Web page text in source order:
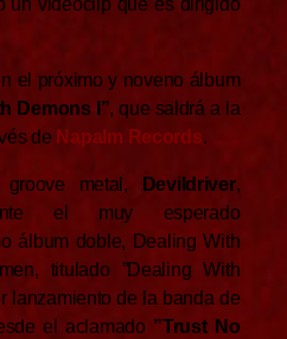
un videoclip que es dirigido
el próximo y noveno álbum
Demons I”, que saldrá a la
de Napalm Records.
metal, Devildriver,
el muy esperado
álbum doble, Dealing With
titulado ”Dealing With
lanzamiento de la banda de
el aclamado ”Trust No